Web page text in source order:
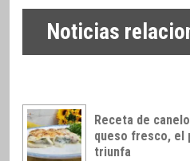
Noticias
Receta de
queso fresco, el
triunfa